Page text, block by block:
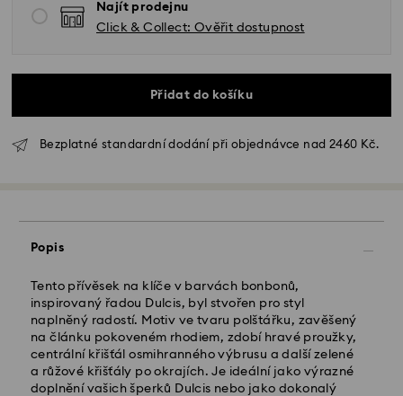
Najít prodejnu
Click & Collect: Ověřit dostupnost
Přidat do košíku
Bezplatné standardní dodání při objednávce nad 2460 Kč.
Popis
Tento přívěsek na klíče v barvách bonbonů,
inspirovaný řadou Dulcis, byl stvořen pro styl
naplněný radostí. Motiv ve tvaru polštářku, zavěšený
na článku pokoveném rhodiem, zdobí hravé proužky,
centrální křišťál osmihranného výbrusu a další zelené
a růžové křišťály po okrajích. Je ideální jako výrazné
doplnění vašich šperků Dulcis nebo jako dokonalý
SEČ budou zpracovány a odeslány tentýž pracovní
den.
Standardní dodací lhůta: 2 pracovní dny po
Standardní náklady na dopravu: CZK 180
Standardní doprava zdarma nad: CZK 2460
Expresní doručení -FedEx